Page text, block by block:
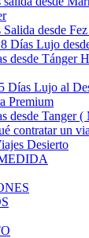
Salida desde
Días Lujo
desde Tánger
Días Lujo al
Premium
desde Tanger
contratar un
Desierto